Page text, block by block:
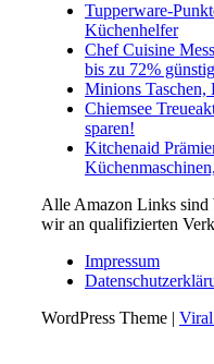
Tupperware-
Küchenhelfer
Chef Cuisine
bis zu 72%
Minions
Chiemsee
sparen!
Kitchenaid
Alle Amazon Links sind
wir an qualifizierten
Impressum
WordPress Theme |